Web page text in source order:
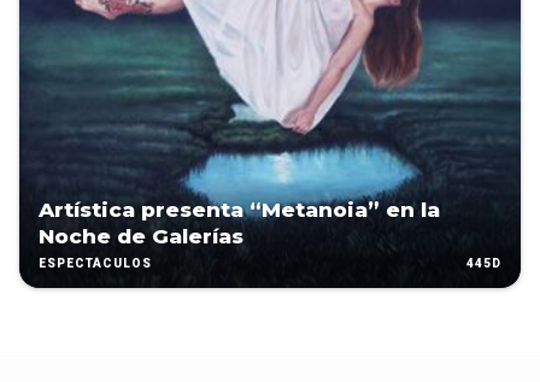
Artística presenta “Metanoia” en la
Noche de Galerías
ESPECTÁCULOS 445D